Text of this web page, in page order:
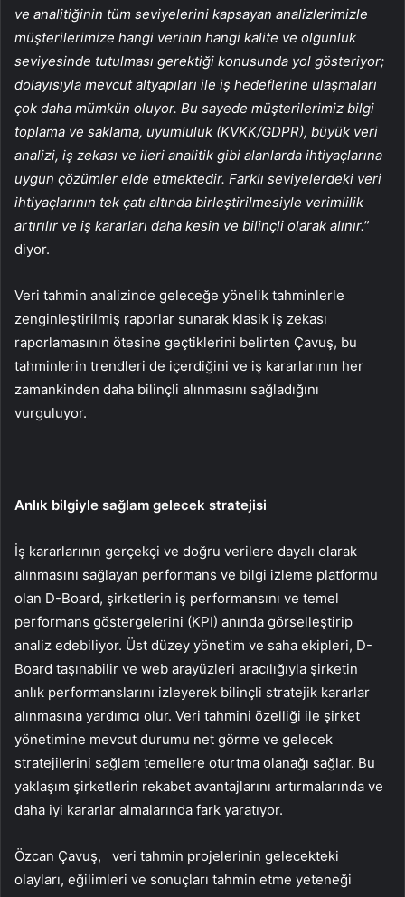
ve analitiğinin tüm seviyelerini kapsayan analizlerimizle
müşterilerimize hangi verinin hangi kalite ve olgunluk
seviyesinde tutulması gerektiği konusunda yol gösteriyor;
dolayısıyla mevcut altyapıları ile iş hedeflerine ulaşmaları
çok daha mümkün oluyor. Bu sayede müşterilerimiz bilgi
toplama ve saklama, uyumluluk (KVKK/GDPR), büyük veri
analizi, iş zekası ve ileri analitik gibi alanlarda ihtiyaçlarına
uygun çözümler elde etmektedir. Farklı seviyelerdeki veri
ihtiyaçlarının tek çatı altında birleştirilmesiyle verimlilik
artırılır ve iş kararları daha kesin ve bilinçli olarak alınır.”
diyor.
Veri tahmin analizinde geleceğe yönelik tahminlerle
zenginleştirilmiş raporlar sunarak klasik iş zekası
raporlamasının ötesine geçtiklerini belirten Çavuş, bu
tahminlerin trendleri de içerdiğini ve iş kararlarının her
zamankinden daha bilinçli alınmasını sağladığını
vurguluyor.
Anlık bilgiyle sağlam gelecek stratejisi
İş kararlarının gerçekçi ve doğru verilere dayalı olarak
alınmasını sağlayan performans ve bilgi izleme platformu
olan D-Board, şirketlerin iş performansını ve temel
performans göstergelerini (KPI) anında görselleştirip
analiz edebiliyor. Üst düzey yönetim ve saha ekipleri, D-
Board taşınabilir ve web arayüzleri aracılığıyla şirketin
anlık performanslarını izleyerek bilinçli stratejik kararlar
alınmasına yardımcı olur. Veri tahmini özelliği ile şirket
yönetimine mevcut durumu net görme ve gelecek
stratejilerini sağlam temellere oturtma olanağı sağlar. Bu
yaklaşım şirketlerin rekabet avantajlarını artırmalarında ve
daha iyi kararlar almalarında fark yaratıyor.
Özcan Çavuş,
veri tahmin projelerinin gelecekteki
olayları, eğilimleri ve sonuçları tahmin etme yeteneği